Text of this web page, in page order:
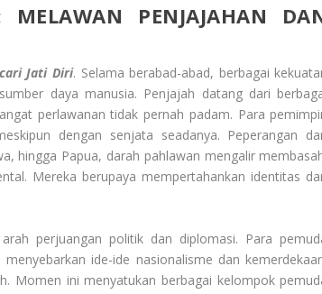
MELAWAN PENJAJAHAN
Jati Diri. Selama berabad-abad, berbagai
daya manusia. Penjajah datang dari
perlawanan tidak pernah padam. Para
dengan senjata seadanya. Peperangan
hingga Papua, darah pahlawan mengalir
Mereka berupaya mempertahankan identitas
perjuangan politik dan diplomasi. Para
ide-ide nasionalisme dan
Momen ini menyatukan berbagai kelompok